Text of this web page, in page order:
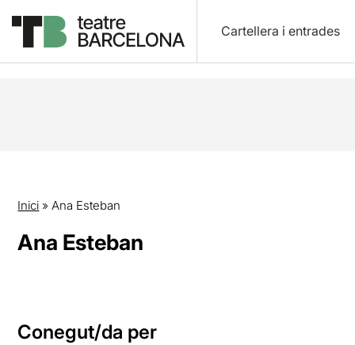
Cartellera i entrades
Inici »Ana Esteban
Ana Esteban
Conegut/da per